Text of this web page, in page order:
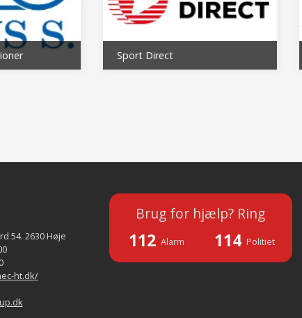
Sport Direct
54. 2630 Høje
ht.dk/
Brug for hjælp? Ring
112 Alarm 114 Politiet